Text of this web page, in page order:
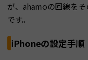
が、ahamoの回線を
です。
iPhoneの設定手順